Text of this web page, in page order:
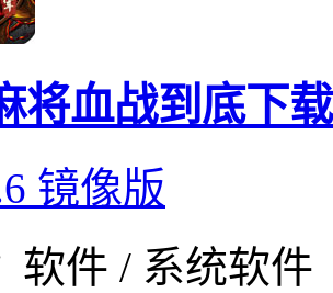
将血战到底下
镜像版
软件 / 系统软件